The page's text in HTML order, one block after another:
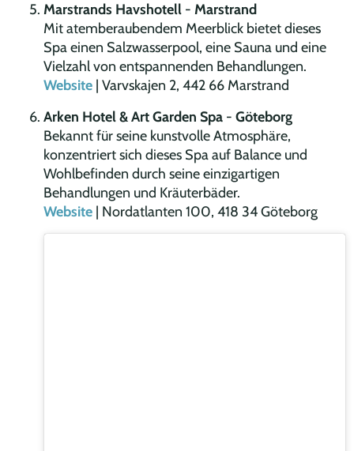
Marstrands Havshotell - Marstrand
Mit atemberaubendem Meerblick bietet dieses
Spa einen Salzwasserpool, eine Sauna und eine
Vielzahl von entspannenden Behandlungen.
Website | Varvskajen 2, 442 66 Marstrand
Arken Hotel & Art Garden Spa - Göteborg
Bekannt für seine kunstvolle Atmosphäre,
konzentriert sich dieses Spa auf Balance und
Wohlbefinden durch seine einzigartigen
Behandlungen und Kräuterbäder.
Website | Nordatlanten 100, 418 34 Göteborg